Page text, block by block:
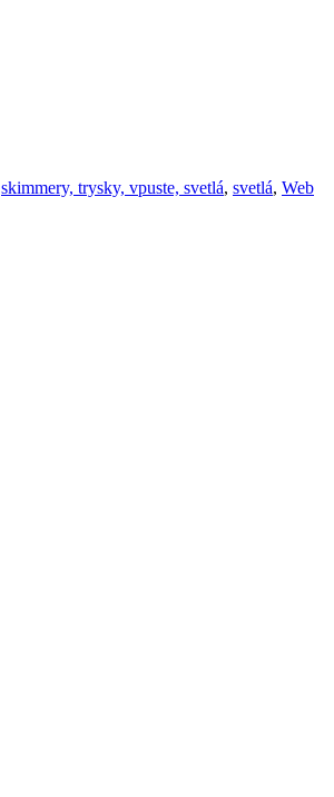
skimmery, trysky, vpuste, svetlá, svetlá, Web